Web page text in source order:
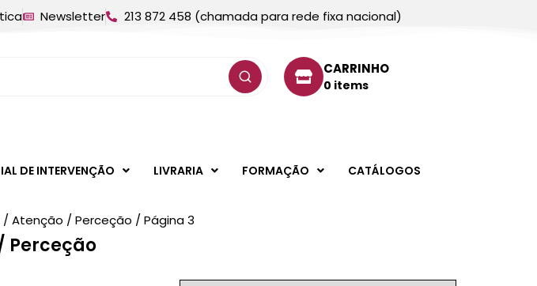
Newsletter 213 872 458 (chamada para rede fixa nacional)
CARRINHO
0 items
DE INTERVENÇÃO LIVRARIA FORMAÇÃO CATÁLOGOS
/ Atenção / Perceção / Página 3
Perceção